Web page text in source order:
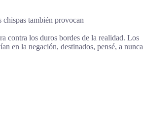
también provocan
contra los duros bordes de la realidad. Los
en la negación, destinados, pensé, a nunca